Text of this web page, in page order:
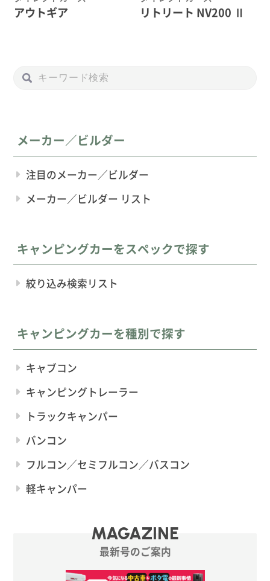
アウトギア リトリート NV200 Ⅱ
メーカー／ビルダー
注目のメーカー／ビルダー
メーカー／ビルダー リスト
キャンピングカーをスペックで探す
絞り込み検索リスト
キャンピングカーを種別で探す
キャブコン
キャンピングトレーラー
トラックキャンパー
バンコン
フルコン／セミフルコン／バスコン
軽キャンパー
MAGAZINE
最新号のご案内